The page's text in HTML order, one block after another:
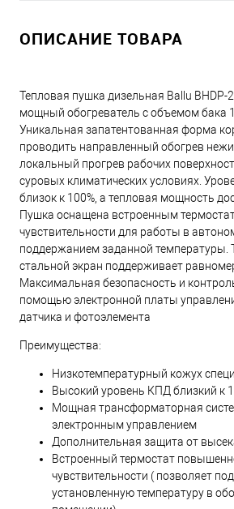
ОПИСАНИЕ ТОВАРА
Тепловая пушка дизельная Ballu BHDP-
мощный обогреватель с объемом бака
Уникальная запатентованная форма
проводить направленный обогрев
локальный прогрев рабочих
суровых климатических условиях.
близок к 100%, а тепловая мощность
Пушка оснащена встроенным
чувствительности для работы в
поддержанием заданной
стальной экран поддерживает
Максимальная безопасность и
помощью электронной платы
датчика и фотоэлемента
Преимущества:
Низкотемпературный кожух
Высокий уровень КПД близкий к
Мощная трансформаторная
электронным управлением
Дополнительная защита от
Встроенный термостат
чувствительности ( позволяет
установленную температуру в